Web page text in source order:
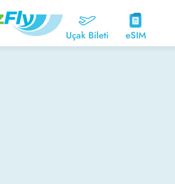
Uçak Bileti eSIM